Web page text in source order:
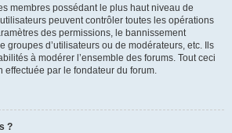
membres possédant le plus haut niveau de
peuvent contrôler toutes les opérations
des permissions, le bannissement
groupes d’utilisateurs ou de modérateurs, etc. Ils
à modérer l’ensemble des forums. Tout ceci
effectuée par le fondateur du forum.
?